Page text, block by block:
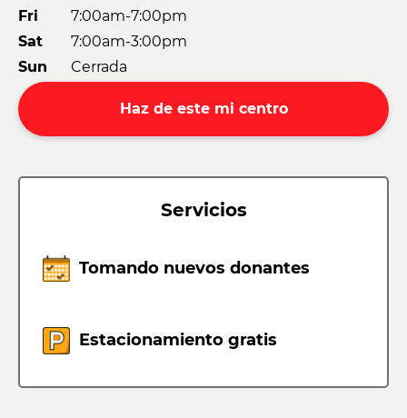
Fri
7:00am-7:00pm
Sat
7:00am-3:00pm
Sun
Cerrada
Haz de este mi centro
Servicios
Tomando nuevos donantes
Estacionamiento gratis